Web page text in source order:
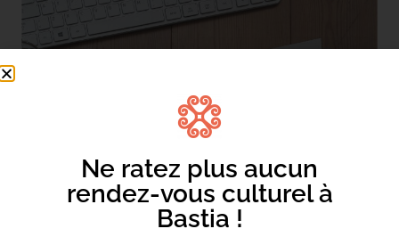
Ne ratez plus aucun
rendez-vous culturel à
Bastia !